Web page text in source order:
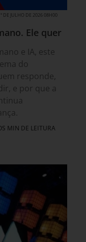
DE JULHO DE 2026 08H00
Ele quer
e IA, este
do
responde,
e por que a
MIN DE LEITURA